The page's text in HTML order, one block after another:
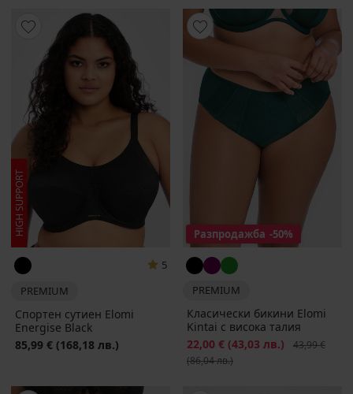
5
PREMIUM
Спортен сутиен Elomi
Energise Black
85,99 € (168,18 лв.)
Разпродажба -50%
PREMIUM
Класически бикини Elomi
Kintai с висока талия
Намаление
22,00 € (43,03 лв.)
43,99 €
(86,04 лв.)